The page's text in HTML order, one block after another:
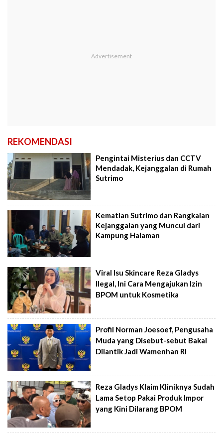
REKOMENDASI
Pengintai Misterius dan CCTV
Mendadak, Kejanggalan di Rumah
Sutrimo
Kematian Sutrimo dan Rangkaian
Kejanggalan yang Muncul dari
Kampung Halaman
Viral Isu Skincare Reza Gladys
Ilegal, Ini Cara Mengajukan Izin
BPOM untuk Kosmetika
Profil Norman Joesoef, Pengusaha
Muda yang Disebut-sebut Bakal
Dilantik Jadi Wamenhan RI
Reza Gladys Klaim Kliniknya Sudah
Lama Setop Pakai Produk Impor
yang Kini Dilarang BPOM